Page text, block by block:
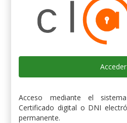
Acceder
Acceso mediante el
Certificado digital o DNI
permanente.